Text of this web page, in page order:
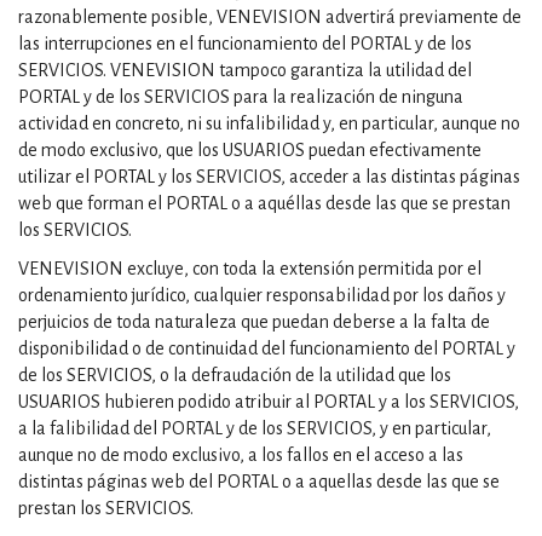
razonablemente posible, VENEVISION advertirá previamente de
las interrupciones en el funcionamiento del PORTAL y de los
SERVICIOS. VENEVISION tampoco garantiza la utilidad del
PORTAL y de los SERVICIOS para la realización de ninguna
actividad en concreto, ni su infalibilidad y, en particular, aunque no
de modo exclusivo, que los USUARIOS puedan efectivamente
utilizar el PORTAL y los SERVICIOS, acceder a las distintas páginas
web que forman el PORTAL o a aquéllas desde las que se prestan
los SERVICIOS.
VENEVISION excluye, con toda la extensión permitida por el
ordenamiento jurídico, cualquier responsabilidad por los daños y
perjuicios de toda naturaleza que puedan deberse a la falta de
disponibilidad o de continuidad del funcionamiento del PORTAL y
de los SERVICIOS, o la defraudación de la utilidad que los
USUARIOS hubieren podido atribuir al PORTAL y a los SERVICIOS,
a la falibilidad del PORTAL y de los SERVICIOS, y en particular,
aunque no de modo exclusivo, a los fallos en el acceso a las
distintas páginas web del PORTAL o a aquellas desde las que se
prestan los SERVICIOS.